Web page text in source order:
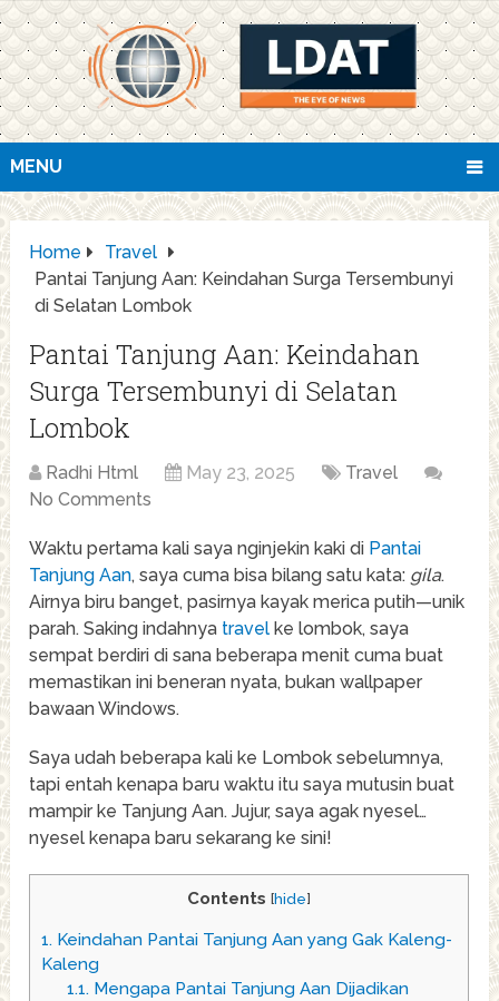
MENU
Home
Travel
Pantai Tanjung Aan: Keindahan Surga Tersembunyi
di Selatan Lombok
Pantai Tanjung Aan: Keindahan
Surga Tersembunyi di Selatan
Lombok
Radhi Html May 23, 2025
Travel
No Comments
Waktu pertama kali saya nginjekin kaki di Pantai
Tanjung Aan, saya cuma bisa bilang satu kata: gila.
Airnya biru banget, pasirnya kayak merica putih—unik
parah. Saking indahnya travel ke lombok, saya
sempat berdiri di sana beberapa menit cuma buat
memastikan ini beneran nyata, bukan wallpaper
bawaan Windows.
Saya udah beberapa kali ke Lombok sebelumnya,
tapi entah kenapa baru waktu itu saya mutusin buat
mampir ke Tanjung Aan. Jujur, saya agak nyesel…
nyesel kenapa baru sekarang ke sini!
Contents [hide]
1. Keindahan Pantai Tanjung Aan yang Gak Kaleng-
Kaleng
1.1.Mengapa Pantai Tanjung Aan Dijadikan